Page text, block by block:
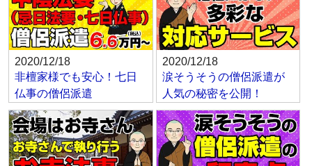
2020/12/18
非檀家様でも安心！七日
仏事の僧侶派遣
2020/12/18
涙そうそうの僧侶派遣が
人気の秘密を公開！